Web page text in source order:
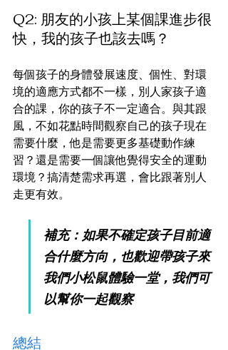
Q2: 朋友的小孩上某個課進步很
快，我的孩子也該去嗎？
每個孩子的身體發展速度、個性、對環
境的適應方式都不一樣，別人家孩子適
合的課，你的孩子不一定適合。與其跟
風，不如花點時間觀察自己的孩子現在
需要什麼，他是需要更多基礎動作練
習？還是需要一個讓他覺得安全的運動
環境？搞清楚需求再選，會比跟著別人
走更有效。
補充：如果不確定孩子目前適
合什麼方向，也歡迎帶孩子來
我們小松鼠體驗一堂，我們可
以幫你一起觀察
總結